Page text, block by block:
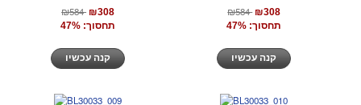
₪584 ₪308
תחסוך: 47%
₪584 ₪308
תחסוך: 47%